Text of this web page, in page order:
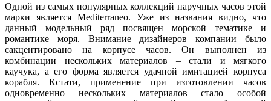
Одной из самых популярных коллекций наручных часов этой
марки является Mediterraneo. Уже из названия видно, что
данный модельный ряд посвящен морской тематике и
романтике моря. Внимание дизайнеров компании было
сакцентировано на корпусе часов. Он выполнен из
комбинации нескольких материалов – стали и мягкого
каучука, а его форма является удачной имитацией корпуса
корабля. Кстати, применение при изготовлении часов
одновременно нескольких материалов стало особой